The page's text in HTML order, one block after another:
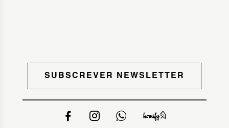
SUBSCREVER NEWSLETTER